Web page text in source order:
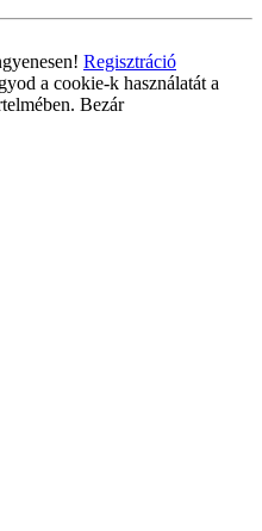
Regisztráció
a cookie-k használatát a
Bezár